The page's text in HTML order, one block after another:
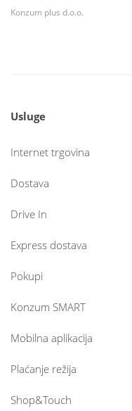
Konzum plus d.o.o.
Usluge
Internet trgovina
Dostava
Drive In
Express dostava
Pokupi
Konzum SMART
Mobilna aplikacija
Plaćanje režija
Shop&Touch